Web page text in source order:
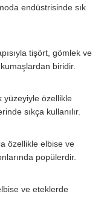
endüstrisinde sık
tişört, gömlek ve
biridir.
yüzeyiyle özellikle
sıkça kullanılır.
özellikle elbise ve
popülerdir.
ve eteklerde